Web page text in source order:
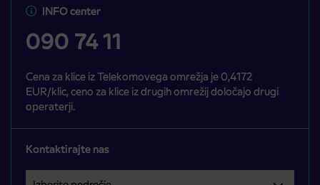
INFO center
090 74 11
Cena za klice iz Telekomovega omrežja je 0,4172
EUR/klic, ceno za klice iz drugih omrežij določajo drugi
operaterji.
Kontaktirajte nas
Izberite področje
Področje je obvezno izbrati.